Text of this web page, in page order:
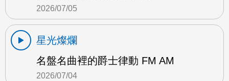
2026/07/05
星光燦爛
名盤名曲裡的爵士律動 FM AM
2026/07/04